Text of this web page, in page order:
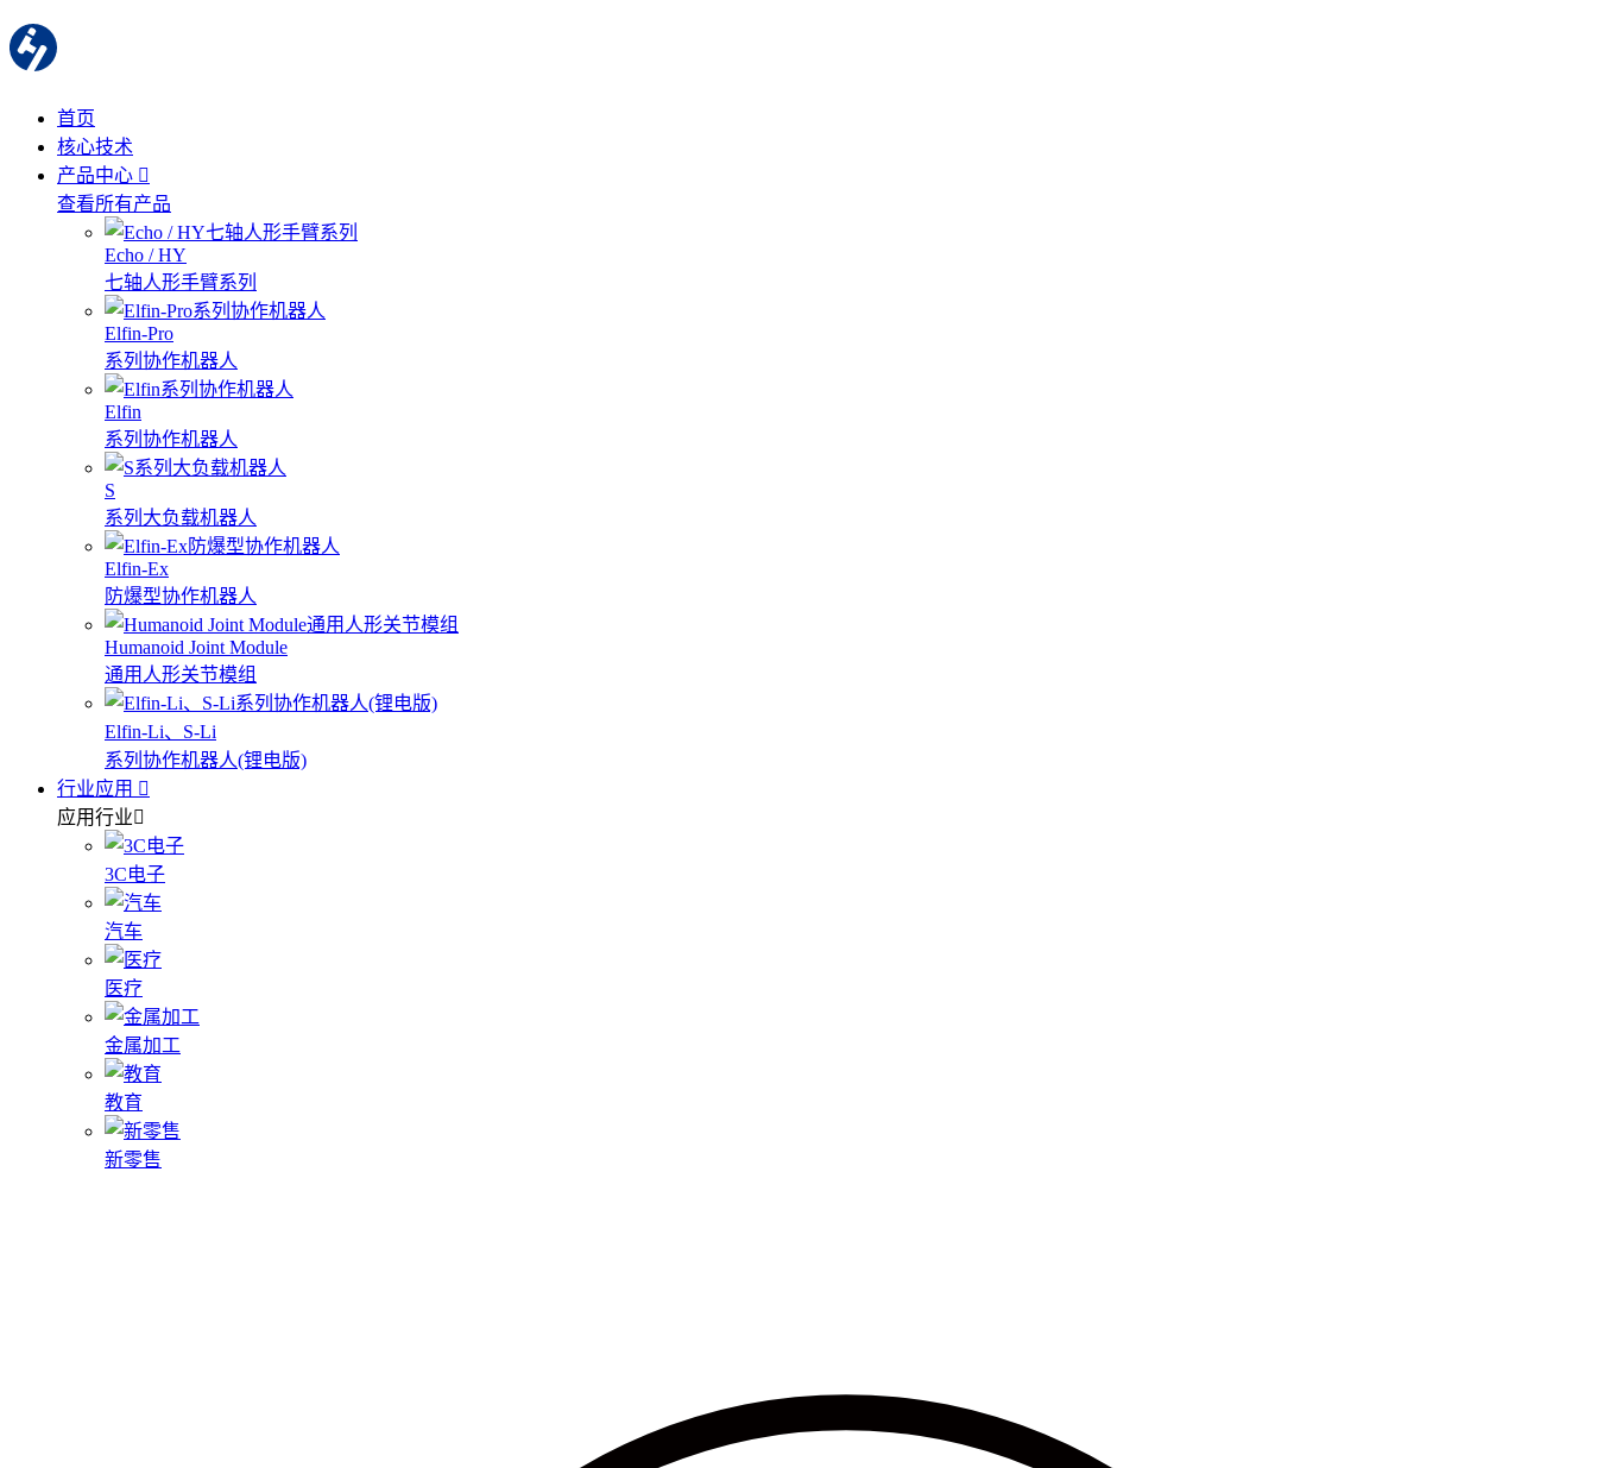
首页
核心技术
产品中心
查看所有产品
Echo / HY
七轴人形手臂系列
Elfin-Pro
系列协作机器人
Elfin
系列协作机器人
S
系列大负载机器人
Elfin-Ex
防爆型协作机器人
Humanoid Joint Module
通用人形关节模组
Elfin-Li、S-Li
系列协作机器人(锂电版)
行业应用
应用行业
3C电子
汽车
医疗
金属加工
教育
新零售